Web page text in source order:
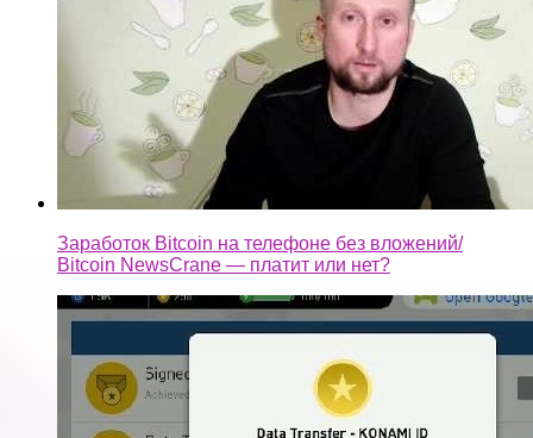
Заработок Bitcoin на телефоне без вложений/
Bitcoin NewsCrane — платит или нет?